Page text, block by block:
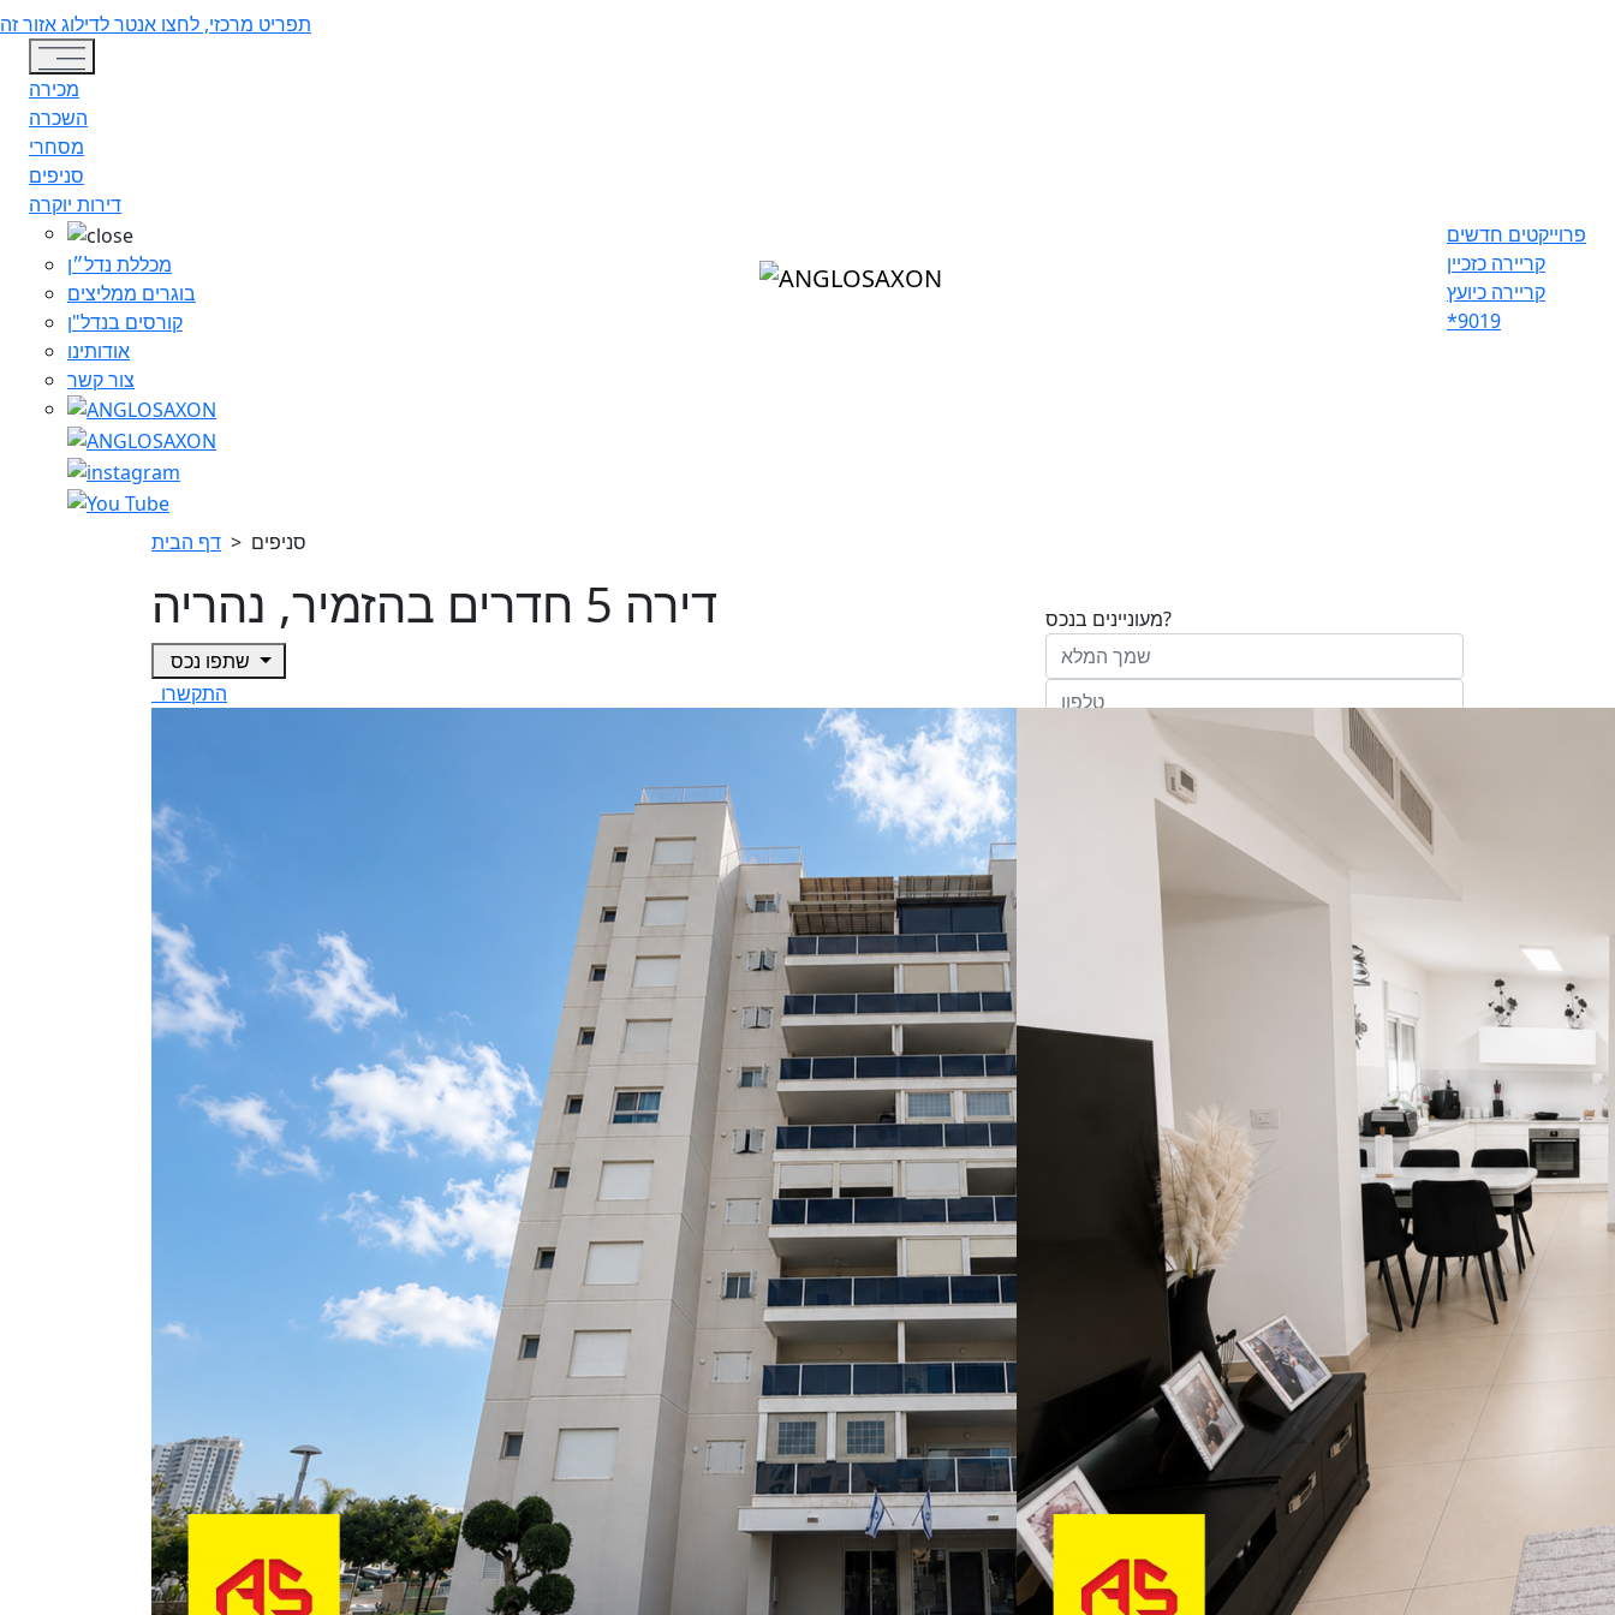
תפריט מרכזי, לחצו אנטר לדילוג אזור זה
Toggle navigation
מכירה
השכרה
מסחרי
סניפים
דירות יוקרה
מכללת נדל״ן
בוגרים ממליצים
קורסים בנדל"ן
אודותינו
צור קשר
פרוייקטים חדשים
קריירה כזכיין
קריירה כיועץ
*9019
דף הבית > סניפים
דירה 5 חדרים בהזמיר, נהריה
התקשרו
מעוניינים בנכס?
בע"מ ו/או מי מטעמה ("אנגלו סכסון") בדוא"ל,
במסרונים ובשיחת טלפון שיווקית, הצעות ודברי שיווק
ופרסומת כהגדרתם בחוק וכן, שפרטיי האישיים
יישמרו במאגריה וישמשו אותה לשליחת מידע ולקידום
פעילותיה, לרבות אך לא רק, לעריכת ניתוח מידע
ומחקר סטטיסטי.